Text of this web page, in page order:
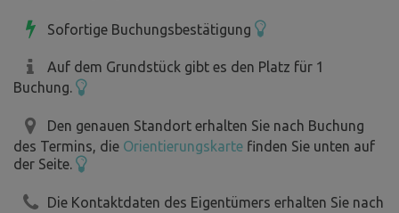
Sofortige Buchungsbestätigung
Auf dem Grundstück gibt es den Platz für 1
Buchung.
Den genauen Standort erhalten Sie nach Buchung
des Termins, die Orientierungskarte finden Sie unten auf
der Seite.
Die Kontaktdaten des Eigentümers erhalten Sie nach